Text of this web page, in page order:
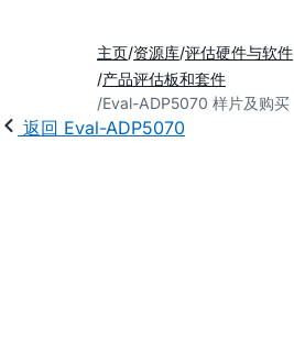
主页 资源库 评估硬件与软件
产品评估板和套件
Eval-ADP5070 样片及购买
返回 Eval-ADP5070